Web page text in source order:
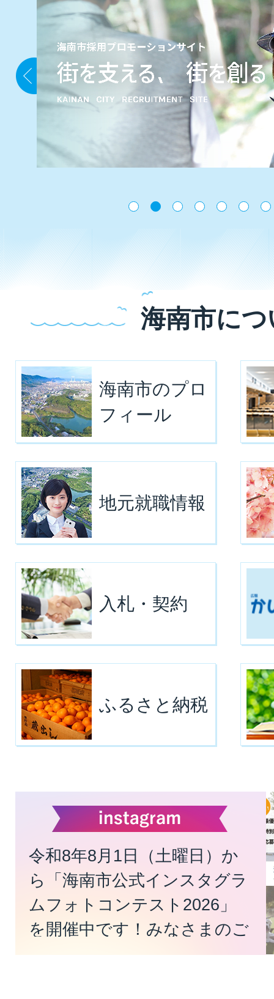
枚
ス
イ
ド
海南市につ
海南市のプロ
フィール
地元就職情報
入札・契約
ふるさと納税
目
の
ラ
令和8年8月1日（土曜日）か
ら「海南市公式インスタグラ
ムフォトコンテスト2026」
を開催中です！みなさまのご
応募お待ちしております！